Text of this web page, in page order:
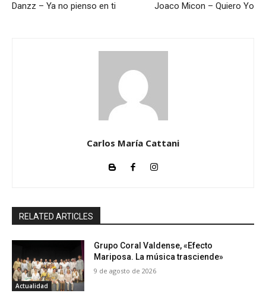
Danzz – Ya no pienso en ti Joaco Micon – Quiero Yo
Carlos María Cattani
RELATED ARTICLES
Actualidad
Grupo Coral Valdense, «Efecto
Mariposa. La música trasciende»
9 de agosto de 2026